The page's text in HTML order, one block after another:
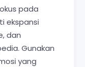
pada
ekspansi
dan
Gunakan
yang